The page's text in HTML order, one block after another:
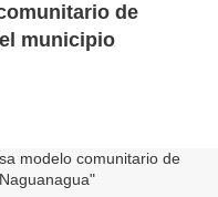
de
municipio